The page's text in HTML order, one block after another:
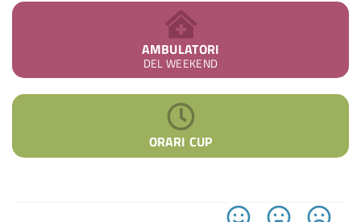
AMBULATORI
DEL WEEKEND
ORARI CUP